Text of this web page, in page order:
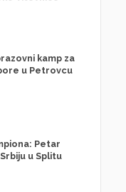
kamp za
u Petrovcu
Petar
u Splitu